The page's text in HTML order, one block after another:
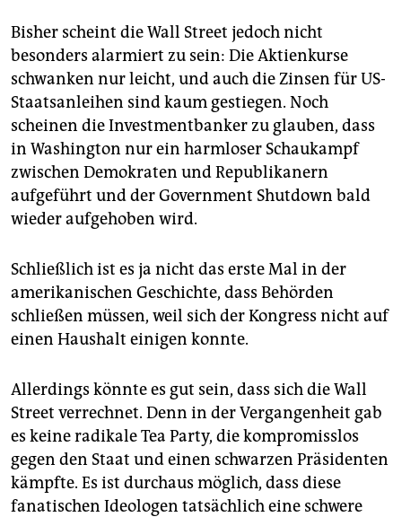
Bisher scheint die Wall Street jedoch nicht
besonders alarmiert zu sein: Die Aktienkurse
schwanken nur leicht, und auch die Zinsen für US-
Staatsanleihen sind kaum gestiegen. Noch
scheinen die Investmentbanker zu glauben, dass
in Washington nur ein harmloser Schaukampf
zwischen Demokraten und Republikanern
aufgeführt und der Government Shutdown bald
wieder aufgehoben wird.
Schließlich ist es ja nicht das erste Mal in der
amerikanischen Geschichte, dass Behörden
schließen müssen, weil sich der Kongress nicht auf
einen Haushalt einigen konnte.
Allerdings könnte es gut sein, dass sich die Wall
Street verrechnet. Denn in der Vergangenheit gab
es keine radikale Tea Party, die kompromisslos
gegen den Staat und einen schwarzen Präsidenten
kämpfte. Es ist durchaus möglich, dass diese
fanatischen Ideologen tatsächlich eine schwere